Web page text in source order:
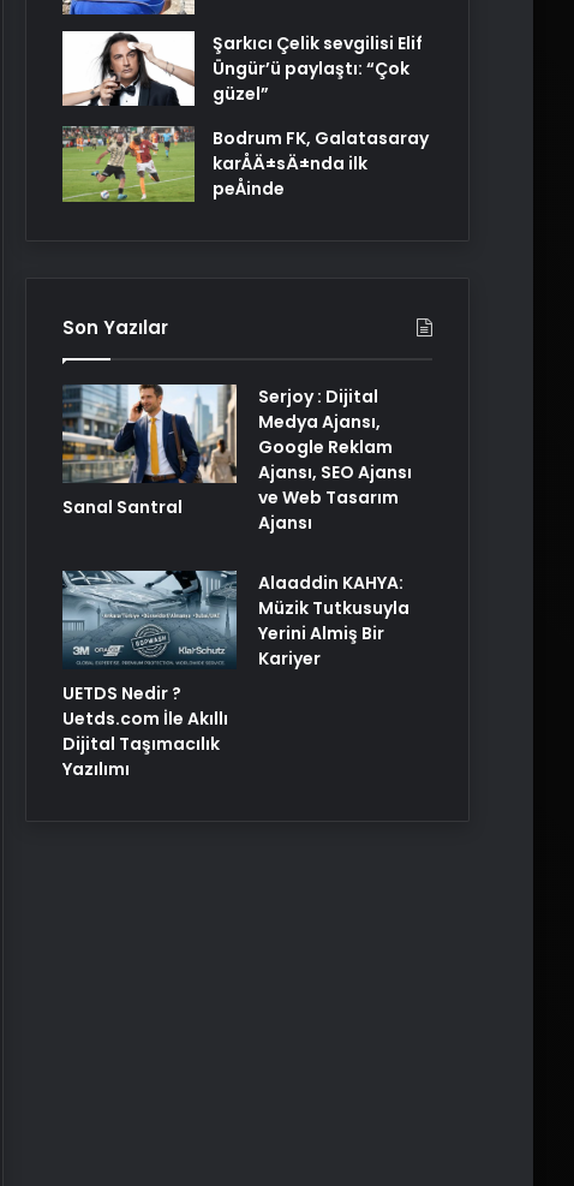
Şarkıcı Çelik sevgilisi Elif
Üngür’ü paylaştı: “Çok
güzel”
Bodrum FK, Galatasaray
karÅÄ±sÄ±nda ilk
peÅinde
Son Yazılar
Sanal Santral
Serjoy : Dijital
Medya Ajansı,
Google Reklam
Ajansı, SEO Ajansı
ve Web Tasarım
Ajansı
UETDS Nedir ?
Uetds.com İle Akıllı
Dijital Taşımacılık
Yazılımı
Alaaddin KAHYA:
Müzik Tutkusuyla
Yerini Almiş Bir
Kariyer